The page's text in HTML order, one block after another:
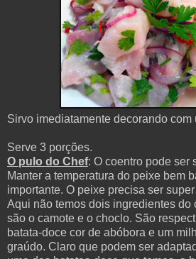
Sirvo imediatamente decorando com
Serve 3 porções.
O pulo do Chef: O coentro pode ser
Manter a temperatura do peixe bem
importante. O peixe precisa ser
Aqui não temos dois ingredientes do
são o camote e o choclo. São
batata-doce cor de abóbora e um
graúdo. Claro que podem ser